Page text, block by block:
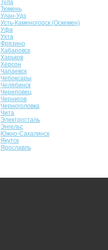
Тула
Тюмень
Улан-Удэ
Усть-Каменогорск (Оскемен)
Уфа
Ухта
Фрязино
Хабаровск
Харьков
Херсон
Чапаевск
Чебоксары
Челябинск
Череповец
Чернигов
Черноголовка
Чита
Электросталь
Энгельс
Южно-Сахалинск
Якутск
Ярославль